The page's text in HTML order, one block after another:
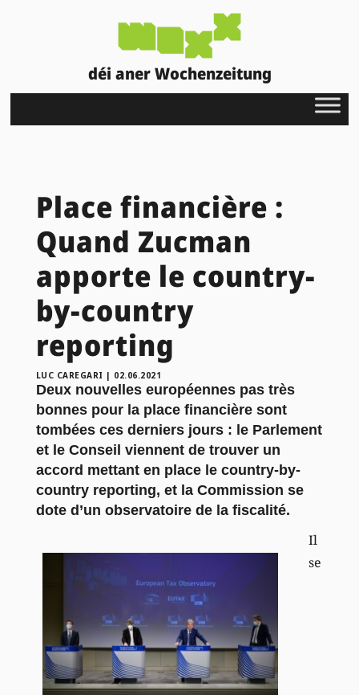
déi aner Wochenzeitung
Place financière :
Quand Zucman
apporte le country-
by-country
reporting
LUC CAREGARI | 02.06.2021
Deux nouvelles européennes pas très
bonnes pour la place financière sont
tombées ces derniers jours : le Parlement
et le Conseil viennent de trouver un
accord mettant en place le country-by-
country reporting, et la Commission se
dote d’un observatoire de la fiscalité.
Il
se